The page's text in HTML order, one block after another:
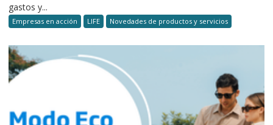
gastos y...
Empresas en acción LIFE Novedades de productos y servicios